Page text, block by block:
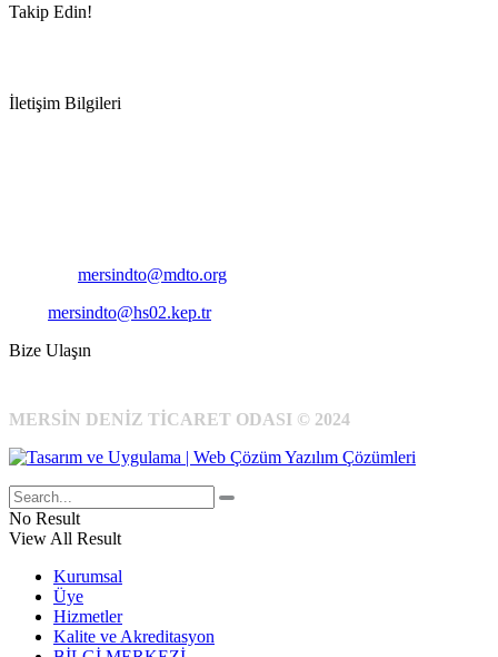
Takip Edin!
İletişim Bilgileri
mersindto@mdto.org
mersindto@hs02.kep.tr
Bize Ulaşın
MERSİN DENİZ TİCARET ODASI © 2024
No Result
View All Result
Kurumsal
Üye
Hizmetler
Kalite ve Akreditasyon